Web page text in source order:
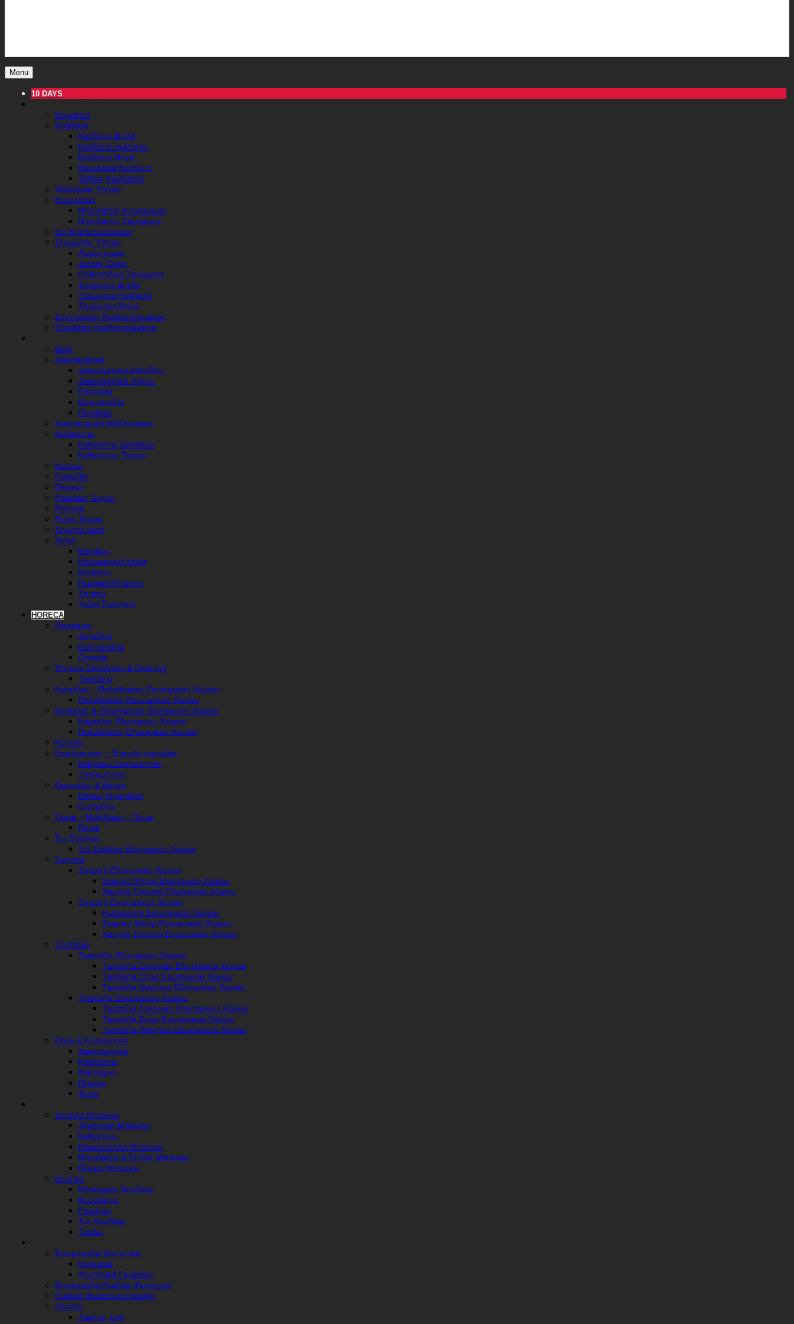
Menu
10 DAYS
Κομοδίνα
Κρεβάτια
Κρεβάτια Διπλά
Κρεβάτια Ημίδιπλα
Κρεβάτια Μονά
Μεταλλικά Κρεβάτια
Τάβλες Κρεβατιού
Μαξιλάρια Ύπνου
Ντουλάπες
Ντουλάπες Ανοιγόμενες
Ντουλάπες Συρόμενες
Σετ Κρεβατοκάμαρας
Στρώματα Ύπνου
Ανώστρωμα
Διπλής Όψης
Ορθοπεδικά Στρώματα
Στρώματα Διπλά
Στρώματα Ημίδιπλα
Στρώματα Μονά
Συρταριέρες Κρεβατοκάμαρας
Τουαλέτες Κρεβατοκάμαρας
Βάζα
Διακοσμητικά
Διακοσμητικά Δαπέδου
Διακοσμητικά Τοίχου
Επιτοίχια
Επιτραπέζια
Παραβάν
Διακοσμητικά Μαξιλαράκια
Καθρέπτες
Καθρέπτες Δαπέδου
Καθρέπτες Τοίχου
Κασπώ
Παραβάν
Πίνακες
Ραφιέρες Τοίχου
Ρολόγια
Ρολόι Τοίχου
Τεχνητά φυτά
Χαλιά
Εισόδου
Καλοκαιρινά Χαλιά
Μπάνιου
Πατάκια Μπάνιου
Σπιτιού
Χαλιά Σαλονιού
HORECA
Φωτισμός
Δαπέδου
Επιτραπέζια
Οροφής
Έπιπλα Συνεδρίου & Catering
Τραπέζια
Καρέκλες – Πολυθρόνες Εσωτερικού Χώρου
Πολυθρόνες Εσωτερικού Χώρου
Καρέκλες & Πολυθρόνες Εξωτερικού Χώρου
Καρέκλες Εξωτερικού Χώρου
Πολυθρόνες Εξωτερικού Χώρου
Κούνιες
Ξαπλώστρες – Έπιπλα παραλίας
Μαξιλάρι Ξαπλώστρας
Ξαπλώστρες
Ομπρέλες & Βάσεις
Βάσεις Ομπρέλας
Ομπρέλες
Πανιά – Μαξιλάρια – Πουφ
Πουφ
Σετ Σαλόνια
Σετ Σαλόνια Εξωτερικού Χώρου
Σκαμπό
Σκαμπό Εξωτερικού Χώρου
Σκαμπό Μπαρ Εξωτερικού Χώρου
Χαμηλό Σκαμπό Εξωτερικού Χώρου
Σκαμπό Εσωτερικού Χώρου
Ημίσκαμπο Εσωτερικού Χώρου
Σκαμπό Μπαρ Εσωτερικού Χώρου
Χαμηλό Σκαμπό Εσωτερικού Χώρου
Τραπέζια
Τραπέζια Εξωτερικού Χώρου
Τραπέζια Σαλονιού Εξωτερικού Χώρου
Τραπέζια Σταντ Εξωτερικού Χώρου
Τραπέζια Φαγητού Εξωτερικού Χώρου
Τραπέζια Εσωτερικού Χώρου
Τραπέζια Σαλονιού Εσωτερικού Χώρου
Τραπέζια Σταντ Εσωτερικού Χώρου
Τραπέζια Φαγητού Εσωτερικού Χώρου
Deco & Accessories
Διακοσμητικά
Καθρέπτες
Μαξιλάρια
Πίνακες
Φυτά
Έπιπλα Μπάνιου
Αξεσουάρ Μπάνιου
Καθρέπτες
Μικροέπιπλα Μπάνιου
Ντουλάπια & Στήλες Μπάνιου
Πάγκοι Μπάνιου
Κουζίνα
Μπαταρίες Κουζίνας
Ντουλάπια
Ραφιέρες
Σετ Κουζίνας
Τρόλει
Επιτραπέζια Φωτιστικά
Πορτατίφ
Φωτιστικά Γραφείου
Επιτραπέζια Παιδικά Φωτιστικά
Παιδικά Φωτιστικά Οροφής
Λάμπες
Λάμπες Led